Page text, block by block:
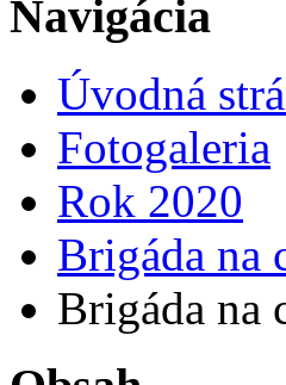
Navigácia
Úvodná
Fotogaleria
Rok 2020
Brigáda na
Brigáda na